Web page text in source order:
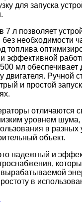
для запуска
л позволяет
необходимости
топлива
эффективной
мл
двигателя. Ручной
и простой
отличаются
уровнем шума,
в разных
объект.
надежный и
в